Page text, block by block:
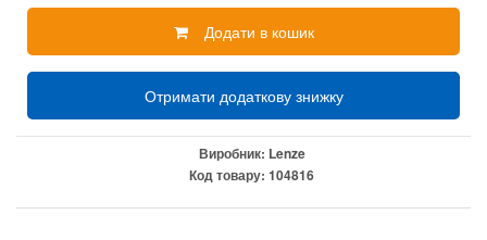
Додати в кошик
Отримати додаткову знижку
Виробник: Lenze
Код товару: 104816